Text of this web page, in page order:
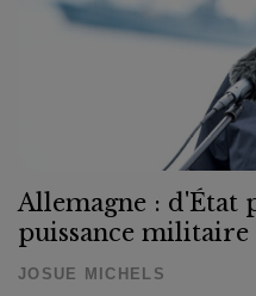
Allemagne : d'État
puissance militaire
JOSUE MICHELS